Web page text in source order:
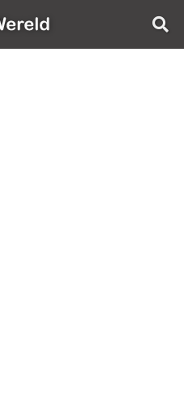
AppWereld